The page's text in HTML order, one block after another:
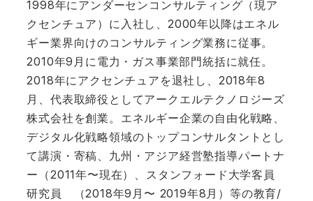
1998年にアンダーセンコンサルティング（現ア
クセンチュア）に入社し、2000年以降はエネル
ギー業界向けのコンサルティング業務に従事。
2010年9月に電力・ガス事業部門統括に就任。
2018年にアクセンチュアを退社し、2018年8
月、代表取締役としてアークエルテクノロジーズ
株式会社を創業。エネルギー企業の自由化戦略、
デジタル化戦略領域のトップコンサルタントとし
て講演・寄稿、九州・アジア経営塾指導パートナ
ー（2011年〜現在）、スタンフォード大学客員
研究員 （2018年9月〜 2019年8月）等の教育/